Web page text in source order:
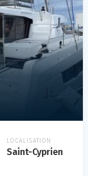
LOCALISATION
Saint-Cyprien